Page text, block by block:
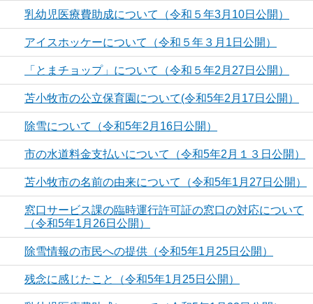
乳幼児医療費助成について（令和５年3月10日公開）
アイスホッケーについて（令和５年３月1日公開）
「とまチョップ」について（令和５年2月27日公開）
苫小牧市の公立保育園について(令和5年2月17日公開）
除雪について（令和5年2月16日公開）
市の水道料金支払いについて（令和5年2月１３日公開）
苫小牧市の名前の由来について（令和5年1月27日公開）
窓口サービス課の臨時運行許可証の窓口の対応について
（令和5年1月26日公開）
除雪情報の市民への提供（令和5年1月25日公開）
残念に感じたこと（令和5年1月25日公開）